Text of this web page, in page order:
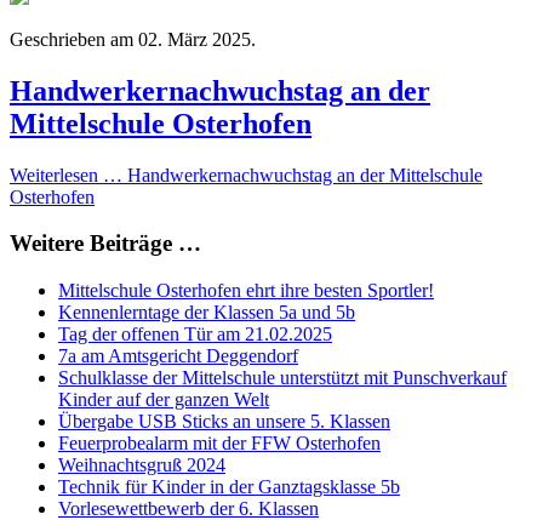
Geschrieben am 02. März 2025.
Handwerkernachwuchstag an der
Mittelschule Osterhofen
Weiterlesen … Handwerkernachwuchstag an der Mittelschule
Osterhofen
Weitere Beiträge …
Mittelschule Osterhofen ehrt ihre besten Sportler!
Kennenlerntage der Klassen 5a und 5b
Tag der offenen Tür am 21.02.2025
7a am Amtsgericht Deggendorf
Schulklasse der Mittelschule unterstützt mit Punschverkauf
Kinder auf der ganzen Welt
Übergabe USB Sticks an unsere 5. Klassen
Feuerprobealarm mit der FFW Osterhofen
Weihnachtsgruß 2024
Technik für Kinder in der Ganztagsklasse 5b
Vorlesewettbewerb der 6. Klassen